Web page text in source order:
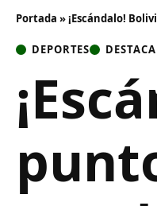
Portada »¡Escándalo!
DEPORTES